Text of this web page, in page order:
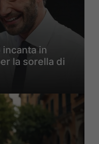
in
la sorella di